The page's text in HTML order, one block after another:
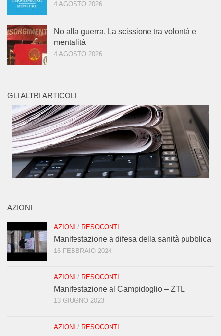
4 AGOSTO 2026
No alla guerra. La scissione tra volontà e
mentalità
4 AGOSTO 2026
GLI ALTRI ARTICOLI
AZIONI
AZIONI / RESOCONTI
Manifestazione a difesa della sanità pubblica
16 FEBBRAIO 2024
AZIONI / RESOCONTI
Manifestazione al Campidoglio – ZTL
13 GIUGNO 2023
AZIONI / RESOCONTI